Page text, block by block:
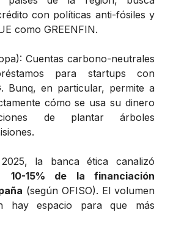
con políticas anti-fósiles y
como GREENFIN.
Cuentas carbono-neutrales
para startups con
Bunq, en particular, permite a
cómo se usa su dinero
de plantar árboles
la banca ética canalizó
10-15% de la financiación
(según OFISO). El volumen
hay espacio para que más